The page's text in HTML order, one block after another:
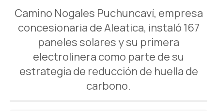
Camino Nogales Puchuncaví, empresa
concesionaria de Aleatica, instaló 167
paneles solares y su primera
electrolinera como parte de su
estrategia de reducción de huella de
carbono.